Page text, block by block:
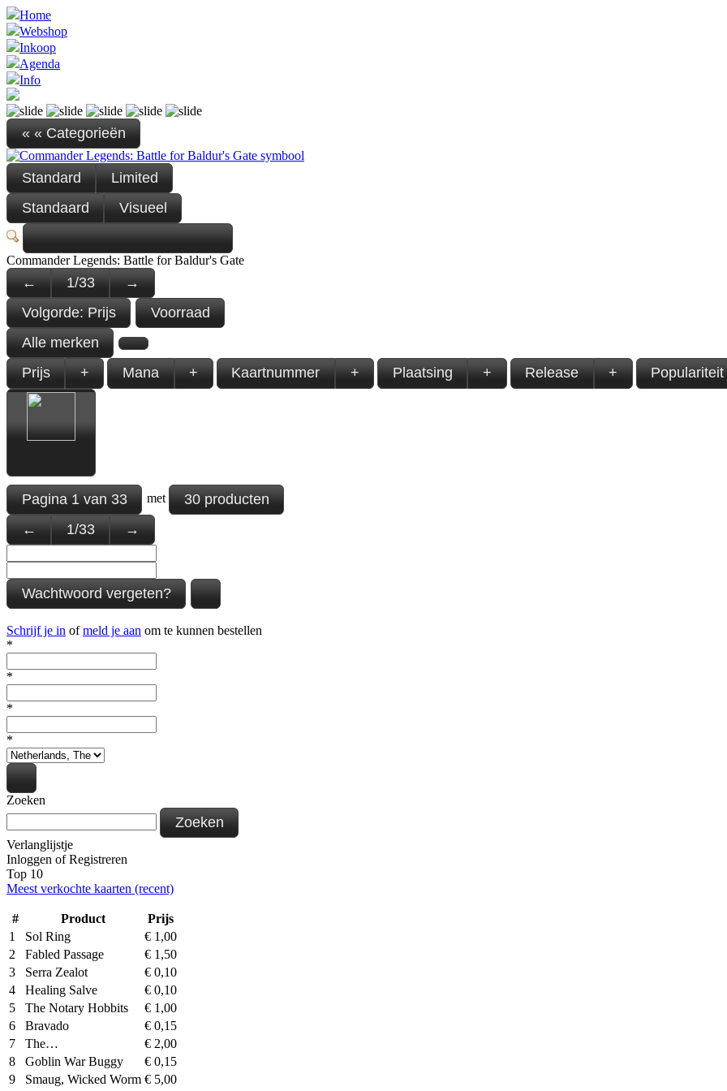
Home
Webshop
Inkoop
Agenda
Info
« « Categorieën
Standard
Limited
Standaard
Visueel
Commander Legends: Battle for Baldur's Gate
← 1/33
→
Volgorde: Prijs
Voorraad
Alle merken
Prijs
+ Mana + Kaartnummer + Plaatsing + Release + Populariteit
Pagina1van33 met
30 producten
←
1/33 →
Wachtwoord vergeten?
Schrijf je in ofmeld je aan om te kunnen bestellen
*
*
*
*
Zoeken
Zoeken
Verlanglijstje
Inloggen ofRegistreren
Top 10
Meest verkochte kaarten (recent)
# Product
Prijs
1
Sol Ring € 1,00
2
Fabled Passage € 1,50
3
Serra Zealot € 0,10
4
Healing Salve € 0,10
5
The Notary Hobbits € 1,00
6
Bravado € 0,15
7
The… € 2,00
8
Goblin War Buggy € 0,15
9
Smaug, Wicked Worm € 5,00